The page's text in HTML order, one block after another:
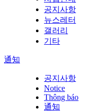
공지사항
뉴스레터
갤러리
기타
通知
공지사항
Notice
Thông báo
通知